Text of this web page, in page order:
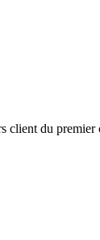
du premier